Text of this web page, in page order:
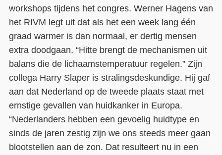
workshops tijdens het congres. Werner Hagens van
het RIVM legt uit dat als het een week lang één
graad warmer is dan normaal, er dertig mensen
extra doodgaan. “Hitte brengt de mechanismen uit
balans die de lichaamstemperatuur regelen.” Zijn
collega Harry Slaper is stralingsdeskundige. Hij gaf
aan dat Nederland op de tweede plaats staat met
ernstige gevallen van huidkanker in Europa.
“Nederlanders hebben een gevoelig huidtype en
sinds de jaren zestig zijn we ons steeds meer gaan
blootstellen aan de zon. Dat resulteert nu in een